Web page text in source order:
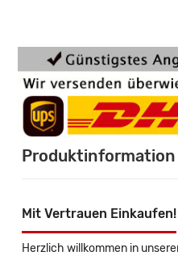
Produktinformation
Mit Vertrauen Einkaufen!
Herzlich willkommen in